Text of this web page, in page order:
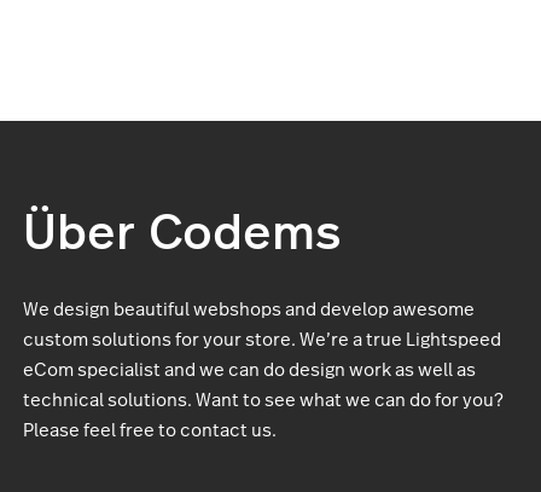
Über Codems
We design beautiful webshops and develop awesome
custom solutions for your store. We’re a true Lightspeed
eCom specialist and we can do design work as well as
technical solutions. Want to see what we can do for you?
Please feel free to contact us.